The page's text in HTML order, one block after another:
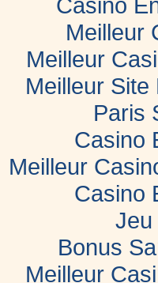
Meilleur
Meilleur
Meilleur
Paris
Casino
Meilleur
Casino
Jeu
Bonus
Meilleur